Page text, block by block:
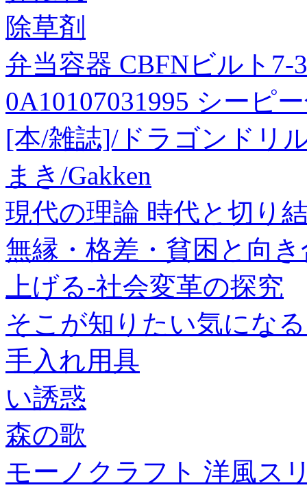
除草剤
弁当容器 CBFNビルト7-
0A10107031995 シーピ
[本/雑誌]/ドラゴンドリ
まき/Gakken
現代の理論 時代と切り
無縁・格差・貧困と向
上げる-社会変革の探究
そこが知りたい気にな
手入れ用具
い誘惑
森の歌
モーノクラフト 洋風ス